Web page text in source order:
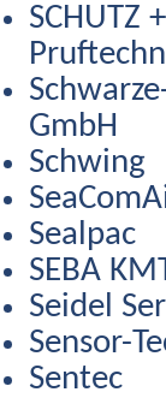
SCHUTZ
GmbH
Schwing
Sealpac
SEBA
Seidel
Sensor-
Sentec